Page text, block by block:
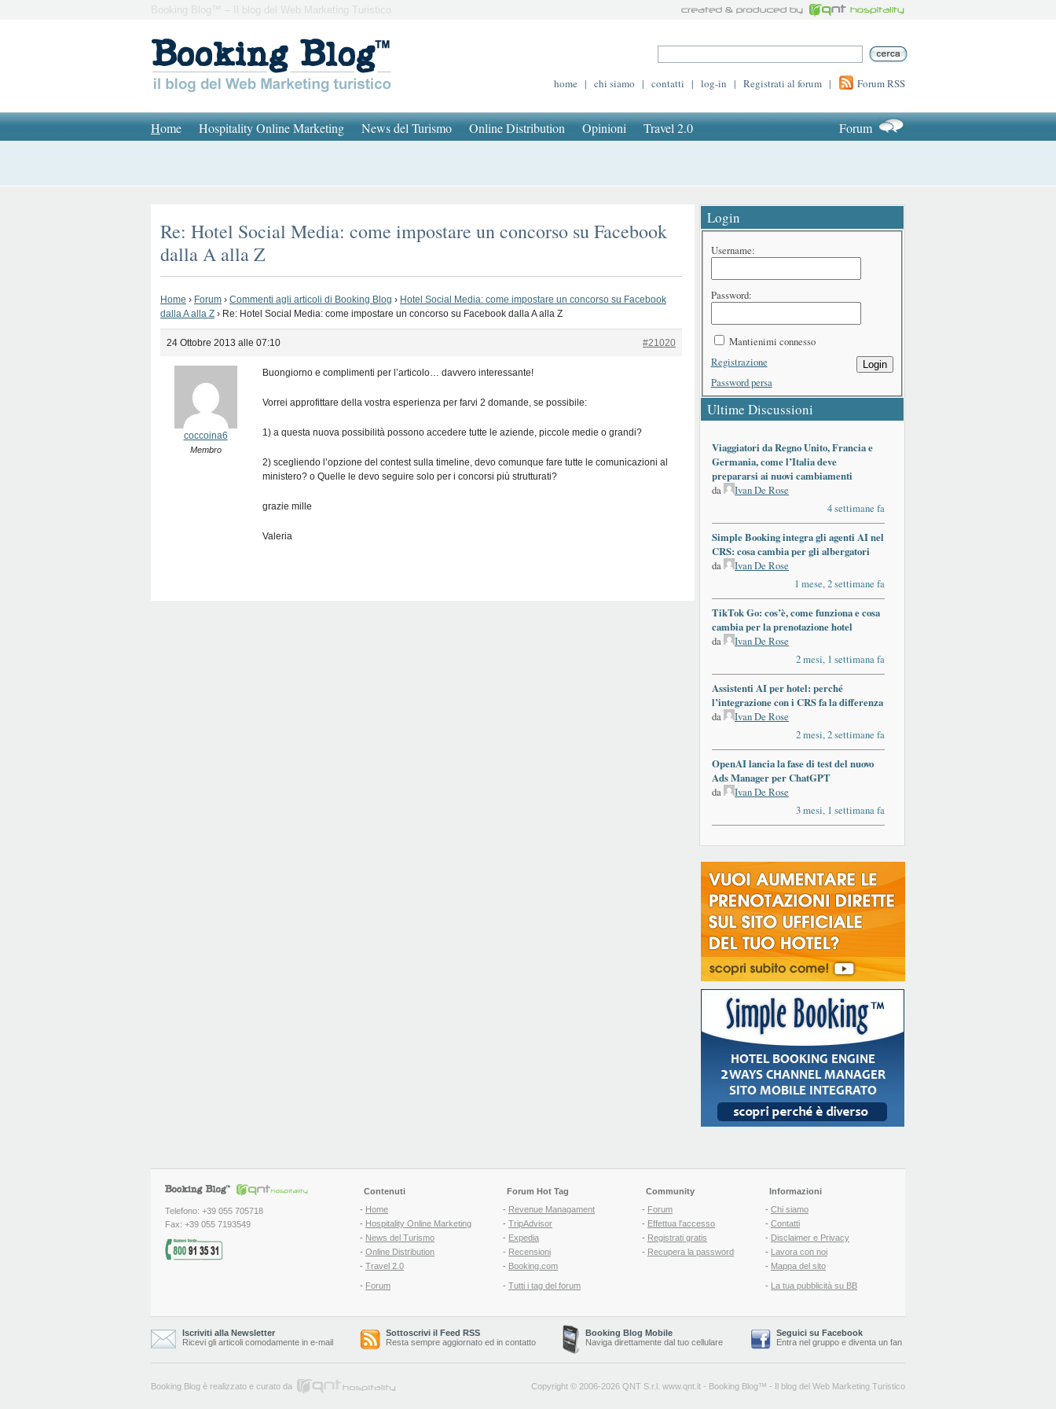
Booking Blog™ – Il blog del Web Marketing Turistico
home | chi siamo | contatti | log-in | Registrati al forum | Forum RSS
Home Hospitality Online Marketing News del Turismo Online Distribution Opinioni Travel 2.0 Forum
Re: Hotel Social Media: come impostare un concorso su Facebook
dalla A alla Z
Home › Forum › Commenti agli articoli di Booking Blog › Hotel Social Media: come impostare un concorso su Facebook
dalla A alla Z › Re: Hotel Social Media: come impostare un concorso su Facebook dalla A alla Z
24 Ottobre 2013 alle 07:10 #21020
coccoina6
Membro
Buongiorno e complimenti per l’articolo… davvero interessante!
Vorrei approfittare della vostra esperienza per farvi 2 domande, se possibile:
1) a questa nuova possibilità possono accedere tutte le aziende, piccole medie o grandi?
2) scegliendo l’opzione del contest sulla timeline, devo comunque fare tutte le comunicazioni al
ministero? o Quelle le devo seguire solo per i concorsi più strutturati?
grazie mille
Valeria
Login
Username:
Password:
Mantienimi connesso
Login
Registrazione
Password persa
Ultime Discussioni
Viaggiatori da Regno Unito, Francia e
Germania, come l’Italia deve
prepararsi ai nuovi cambiamenti
da
Ivan De Rose
4 settimane fa
Simple Booking integra gli agenti AI nel
CRS: cosa cambia per gli albergatori
da
Ivan De Rose
1 mese, 2 settimane fa
TikTok Go: cos’è, come funziona e cosa
cambia per la prenotazione hotel
da
Ivan De Rose
2 mesi, 1 settimana fa
Assistenti AI per hotel: perché
l’integrazione con i CRS fa la differenza
da
Ivan De Rose
2 mesi, 2 settimane fa
OpenAI lancia la fase di test del nuovo
Ads Manager per ChatGPT
da
Ivan De Rose
3 mesi, 1 settimana fa
Telefono: +39 055 705718
Fax: +39 055 7193549
Contenuti
- Home
- Hospitality Online Marketing
- News del Turismo
- Online Distribution
- Travel 2.0
- Forum
Forum Hot Tag
- Revenue Managament
- TripAdvisor
- Expedia
- Recensioni
- Booking.com
- Tutti i tag del forum
Community
- Forum
- Effettua l'accesso
- Registrati gratis
- Recupera la password
Informazioni
- Chi siamo
- Contatti
- Disclaimer e Privacy
- Lavora con noi
- Mappa del sito
- La tua pubblicità su BB
Iscriviti alla Newsletter
Ricevi gli articoli comodamente in e-mail
Sottoscrivi il Feed RSS
Resta sempre aggiornato ed in contatto
Booking Blog Mobile
Naviga direttamente dal tuo cellulare
Seguici su Facebook
Entra nel gruppo e diventa un fan
Booking Blog è realizzato e curato da Copyright © 2006-2026 QNT S.r.l. www.qnt.it - Booking Blog™ - Il blog del Web Marketing Turistico